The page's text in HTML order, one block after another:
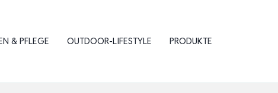
& PFLEGE OUTDOOR-LIFESTYLE PRODUKTE